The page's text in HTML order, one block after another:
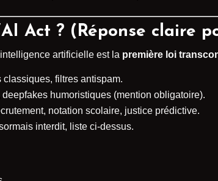
Act ? (Réponse claire
artificielle est la première loi
classiques, filtres antispam.
deepfakes humoristiques (mention obligatoire).
notation scolaire, justice prédictive.
interdit, liste ci-dessus.